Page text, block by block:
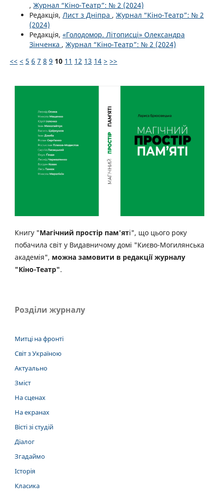
, Журнал “Кіно-Театр”: № 2 (2024)
Редакція, Лист з Дніпра , Журнал “Кіно-Театр”: № 2
(2024)
Редакція, «Голодомор. Літописці» Олександра
Зінченка , Журнал “Кіно-Театр”: № 2 (2024)
<< < 5 6 7 8 9 10 11 12 13 14 > >>
Книгу "Магічний простір пам'яті", що цього року
побачила світ у Видавничому домі "Києво-Могилянська
академія", можна замовити в редакції журналу
"Кіно-Театр".
Розділи журналу
Митці на фронті
Світ з Україною
Актуально
Зміст
На сценах
На екранах
Вісті зі студій
Діалог
Згадаймо
Історія
Класика